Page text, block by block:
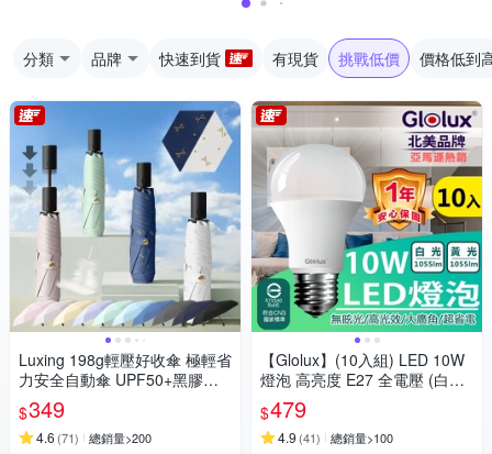
分類 品牌 快速到貨 有現貨 挑戰低價 價格低到
Luxing 198g輕壓好收傘 極輕省
力安全自動傘 UPF50+黑膠防
曬陽傘 折疊傘晴雨傘口袋傘 迷
你輕量傘
$349
4.6 (71) 總銷量>200
【Glolux】(10入組) LED 10W
燈泡 高亮度 E27 全電壓 (白光/
黃光任選)
$479
4.9 (41) 總銷量>100